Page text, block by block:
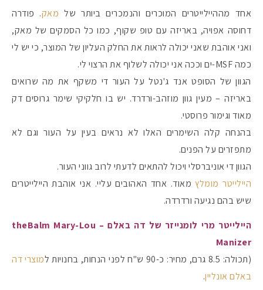
אחד מההיילייטרים המוכרים והנמכרים ביותר של מאק. פודרה
דחוסה אפויה, באריזה עם טופ שקוף, כמו כל הסמקים של מאק,
ואני אוהבת שאני יכולה לראות את החלק העליון של המוצר, כי יש לי
כמה MSF-ים וככה אני יכולה לשלוף את הרצוי לי.
הגוון של הסופט אנד ג'נטל על העור די משקף את מה שרואים
באריזה – מעין גוון מוזהב-ורדרד. יש בו חלקיקי שימר גרוסים דק
מאוד וגימור פרוסטי.
בהנחה קלה השימרים האלו לא נראים בעין על העור וגם לא
מתפזרים על הפנים.
הגוון די אוניברסלי ויכול להתאים לדעתי לרוב גווני העור.
היילייטר מומלץ מאוד. אחד האהובים עליי. אני אוהבת היילייטרים
שיש בהם נגיעה ורדרדה.
היילייטר מרי לומנייזר של דה באלם – theBalm Mary-Lou
Manizer
(תכולה: 8.5 גרם, מחיר: כ-90 ש"ח לפני הנחות, בחנויות ל
מוצרי דה
באלם אונליין.